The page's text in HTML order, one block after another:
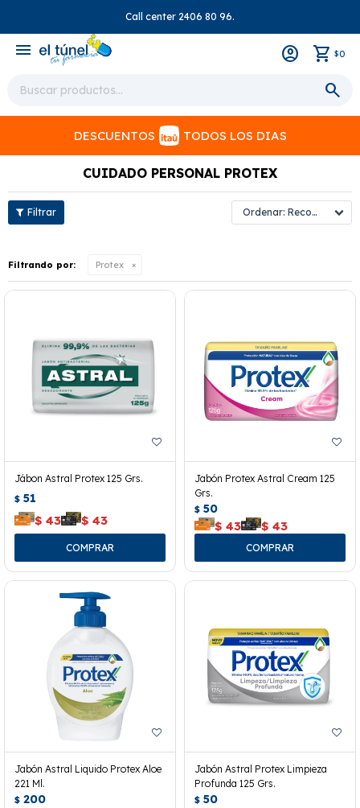
Call center 2406 80 96.
menu $0
DESCUENTOS TODOS LOS DIAS
CUIDADO PERSONAL PROTEX
Recomendados
Filtrando por: Protex
Jábon Astral Protex 125 Grs.
$ 51
$ 43 $ 43
Jabón Protex Astral Cream 125
Grs.
$ 50
$ 43 $ 43
Jabón Astral Liquido Protex Aloe
221 Ml.
$ 200
Jabón Astral Protex Limpieza
Profunda 125 Grs.
$ 50
close